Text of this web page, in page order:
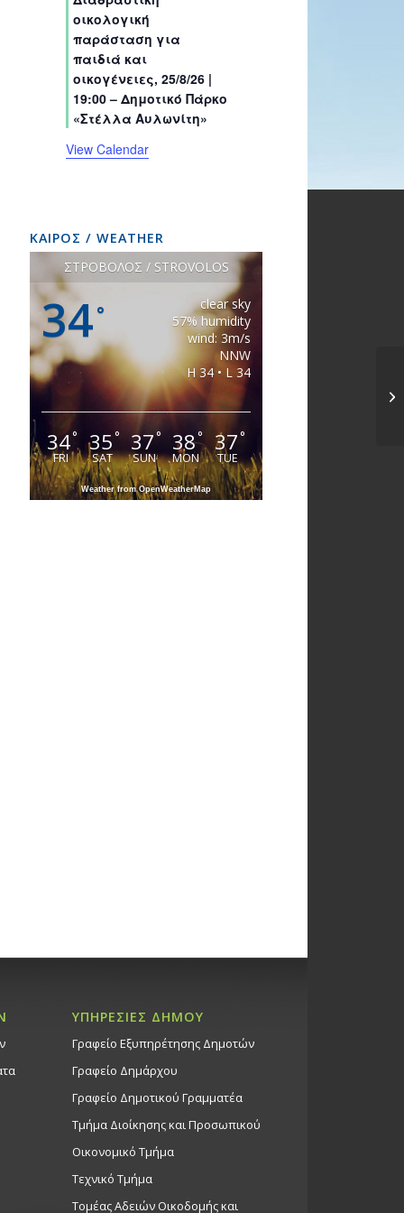
sssss
t
s
t
s
t
s
t
s
t
s
t
s
οικολογική
παράσταση για
παιδιά και
οικογένειες, 25/8/26 |
19:00 – Δημοτικό Πάρκο
«Στέλλα Αυλωνίτη»
View Calendar
ΚΑΙΡΟΣ / WEATHER
ΣΤΡΟΒΟΛΟΣ / STROVOLOS
34°
clear sky
57% humidity
wind: 3m/s
NNW
H 34 • L 34
34°
FRI
35°
SAT
37°
SUN
38°
MON
37°
TUE
Weather from OpenWeatherMap
ΥΠΗΡΕΣΙΕΣ ΔΗΜΟΥ
Γραφείο Εξυπηρέτησης Δημοτών
Γραφείο Δημάρχου
Γραφείο Δημοτικού Γραμματέα
Τμήμα Διοίκησης και Προσωπικού
Οικονομικό Τμήμα
Τεχνικό Τμήμα
Τομέας Αδειών Οικοδομής και